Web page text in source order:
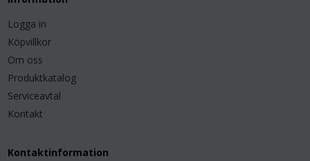
Logga in
Köpvillkor
Om oss
Produktkatalog
Serviceavtal
Kontakt
Kontaktinformation